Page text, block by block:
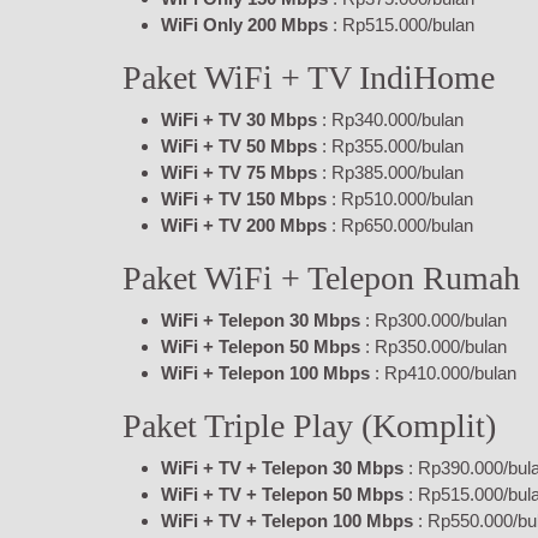
WiFi Only 200 Mbps : Rp515.000/bulan
Paket WiFi + TV IndiHome
WiFi + TV 30 Mbps : Rp340.000/bulan
WiFi + TV 50 Mbps : Rp355.000/bulan
WiFi + TV 75 Mbps : Rp385.000/bulan
WiFi + TV 150 Mbps : Rp510.000/bulan
WiFi + TV 200 Mbps : Rp650.000/bulan
Paket WiFi + Telepon Rumah
WiFi + Telepon 30 Mbps : Rp300.000/bulan
WiFi + Telepon 50 Mbps : Rp350.000/bulan
WiFi + Telepon 100 Mbps : Rp410.000/bulan
Paket Triple Play (Komplit)
WiFi + TV + Telepon 30 Mbps : Rp390.000/
WiFi + TV + Telepon 50 Mbps : Rp515.000/
WiFi + TV + Telepon 100 Mbps : Rp550.000/